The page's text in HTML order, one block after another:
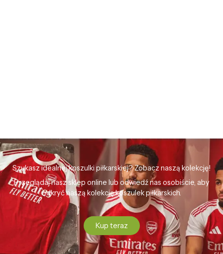
Szukasz idealnej koszulki piłkarskiej? Zobacz naszą kolekcję!
Przeglądaj nasz sklep online lub odwiedź nas osobiście, aby
odkryć naszą kolekcję koszulek piłkarskich.
Kup teraz